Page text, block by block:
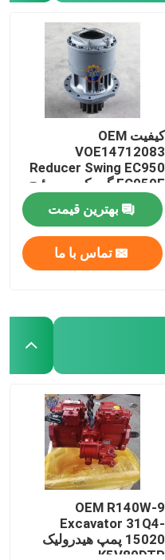
کیفیت OEM
VOE14712083
Reducer Swing EC950
EC950E گیربکس سوئیچ
ولوو
بهترین قیمت
تماس با ما
OEM R140W-9
Excavator 31Q4-
15020 پمپ هیدرولیک